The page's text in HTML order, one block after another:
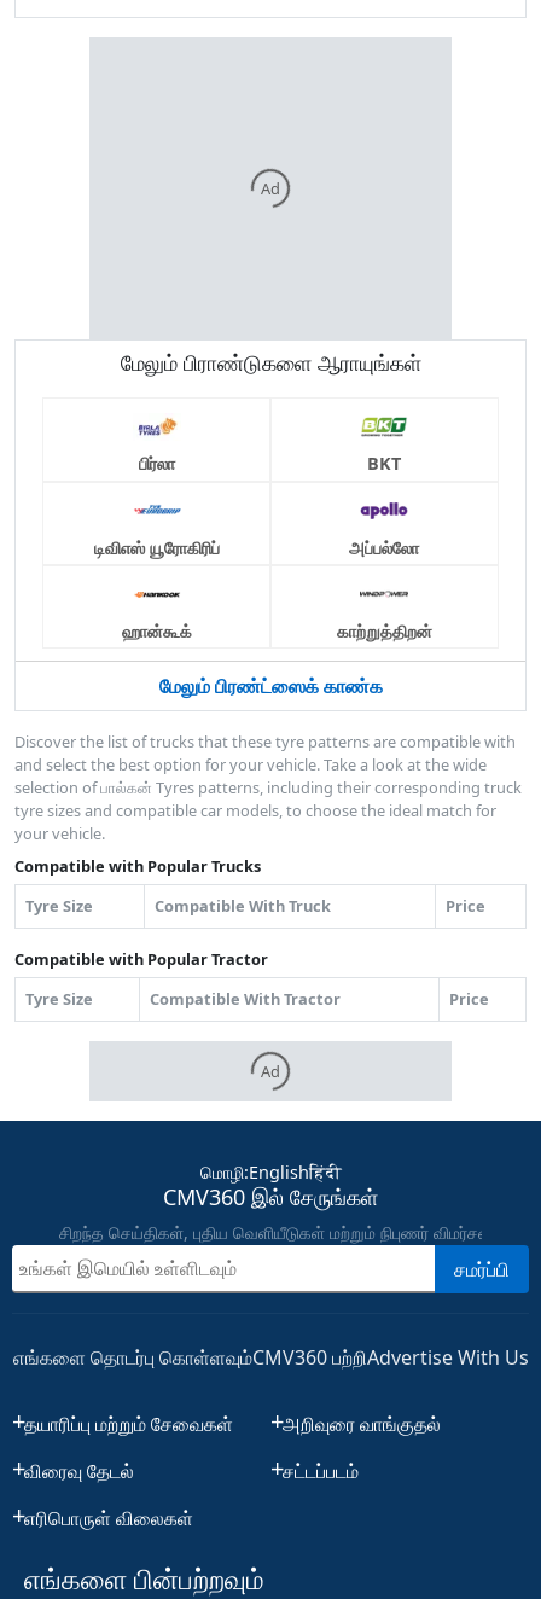
Ad
மேலும் பிராண்டுகளை ஆராயுங்கள்
பிர்லா BKT
டிவிஎஸ் யூரோகிரிப் அப்பல்லோ
ஹான்கூக் காற்றுத்திறன்
மேலும் பிரண்ட்ஸைக் காண்க
Discover the list of trucks that these tyre patterns are compatible with
and select the best option for your vehicle. Take a look at the wide
selection of பால்கன் Tyres patterns, including their corresponding truck
tyre sizes and compatible car models, to choose the ideal match for
your vehicle.
Compatible with Popular Trucks
Tyre Size
Compatible With Truck Price
Compatible with Popular Tractor
Tyre Size
Compatible With Tractor Price
Ad
மொழி:Englishहिंदी
CMV360 இல் சேருங்கள்
சிறந்த செய்திகள், புதிய வெளியீடுகள் மற்றும் நிபுணர்
சமர்ப்பி
எங்களை தொடர்பு கொள்ளவும்CMV360 பற்றிAdvertise With Us
தயாரிப்பு மற்றும் சேவைகள்
விரைவு தேடல்
எரிபொருள் விலைகள்
அறிவுரை வாங்குதல்
சட்டப்படம்
எங்களை பின்பற்றவும்